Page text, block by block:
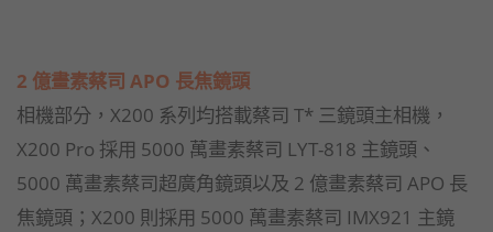
2 億畫素蔡司 APO 長焦鏡頭
相機部分，X200 系列均搭載蔡司 T* 三鏡頭主相機，
X200 Pro 採用 5000 萬畫素蔡司 LYT-818 主鏡頭、
5000 萬畫素蔡司超廣角鏡頭以及 2 億畫素蔡司 APO 長
焦鏡頭；X200 則採用 5000 萬畫素蔡司 IMX921 主鏡